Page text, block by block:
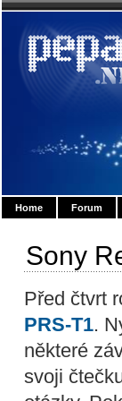
Home Forum
Sony
Před čtvrt
PRS-T1.
některé
svoji